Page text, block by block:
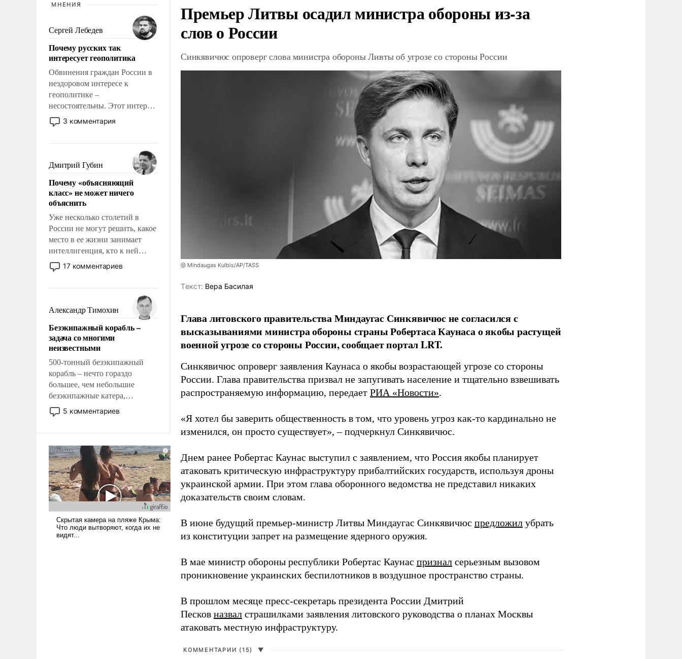
МНЕНИЯ
Сергей Лебедев
Почему русских так
интересует геополитика
Обвинения граждан России в
нездоровом интересе к
геополитике –
несостоятельны. Этот интерес
рационален и прагматичен. Он
обусловлен тысячелетним
фундаментальным знанием,
что мировая политика имеет
свойство заявляться на порог
нашего дома.
3 комментария
Дмитрий Губин
Почему «объясняющий
класс» не может ничего
объяснить
Уже несколько столетий в
России не могут решить, какое
место в ее жизни занимает
интеллигенция, кто к ней
принадлежит, а кого из нее
исключили с правом
чем она отличается от просто
образованных людей. Иногда
казалось, что эти вопросы
решены раз и навсегда, но –
нет, не решены.
17 комментариев
Александр Тимохин
Безэкипажный корабль –
задача со многими
неизвестными
500-тонный безэкипажный
корабль – нечто гораздо
большее, чем небольшие
безэкипажные катера,
применение которых уже
стало обыденностью. Задача по
и ее реализация радикально
поднимет наши боевые
возможности.
5 комментариев
Премьер Литвы осадил министра обороны из-за
слов о России
Синкявичюс опроверг слова министра обороны Ливты об угрозе со стороны России
@ Mindaugas Kulbis/AP/TASS
Tекст: Вера Басилая
Глава литовского правительства Миндаугас Синкявичюс не согласился с
высказываниями министра обороны страны Робертаса Каунаса о якобы растущей
военной угрозе со стороны России, сообщает портал LRT.
Синкявичюс опроверг заявления Каунаса о якобы возрастающей угрозе со стороны
России. Глава правительства призвал не запугивать население и тщательно взвешивать
распространяемую информацию, передает РИА «Новости».
«Я хотел бы заверить общественность в том, что уровень угроз как-то кардинально не
изменился, он просто существует», – подчеркнул Синкявичюс.
Днем ранее Робертас Каунас выступил с заявлением, что Россия якобы планирует
атаковать критическую инфраструктуру прибалтийских государств, используя дроны
украинской армии. При этом глава оборонного ведомства не представил никаких
доказательств своим словам.
В июне будущий премьер-министр Литвы Миндаугас Синкявичюс предложил убрать
из конституции запрет на размещение ядерного оружия.
В мае министр обороны республики Робертас Каунас признал серьезным вызовом
проникновение украинских беспилотников в воздушное пространство страны.
В прошлом месяце пресс-секретарь президента России Дмитрий
Песков назвал страшилками заявления литовского руководства о планах Москвы
атаковать местную инфраструктуру.
КОММЕНТАРИИ (15) ▼